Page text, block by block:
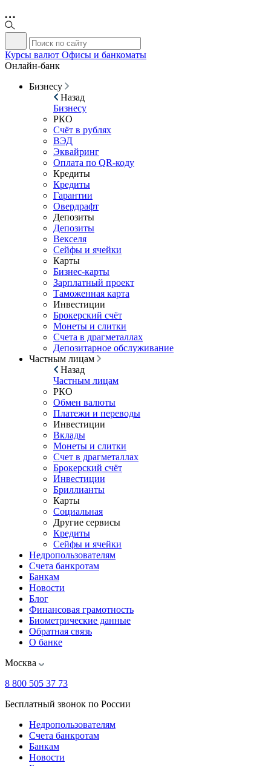
Курсы валют Офисы и банкоматы
Онлайн-банк
Бизнесу
Назад
Бизнесу
РКО
Счёт в рублях
ВЭД
Эквайринг
Оплата по QR-коду
Кредиты
Кредиты
Гарантии
Овердрафт
Депозиты
Депозиты
Векселя
Сейфы и ячейки
Карты
Бизнес-карты
Зарплатный проект
Таможенная карта
Инвестиции
Брокерский счёт
Монеты и слитки
Счета в драгметаллах
Депозитарное обслуживание
Частным лицам
Назад
Частным лицам
РКО
Обмен валюты
Платежи и переводы
Инвестиции
Вклады
Монеты и слитки
Счет в драгметаллах
Брокерский счёт
Инвестиции
Бриллианты
Карты
Социальная
Другие сервисы
Кредиты
Сейфы и ячейки
Недропользователям
Счета банкротам
Банкам
Новости
Блог
Финансовая грамотность
Биометрические данные
Обратная связь
О банке
Москва
8 800 505 37 73
Бесплатный звонок по России
Недропользователям
Счета банкротам
Банкам
Новости